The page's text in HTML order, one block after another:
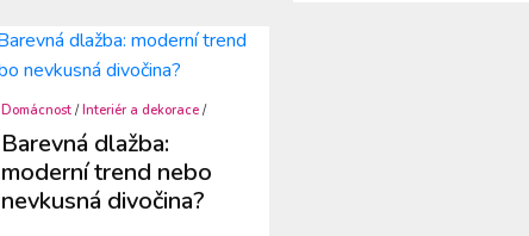
Domácnost /Interiér a dekorace /
Barevná dlažba:
moderní trend nebo
nevkusná divočina?